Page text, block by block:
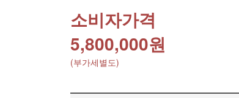
소비자가격
5,800,000원
(부가세별도)